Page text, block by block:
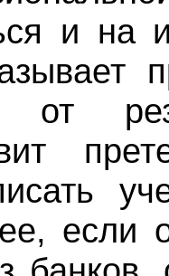
и на
от
если